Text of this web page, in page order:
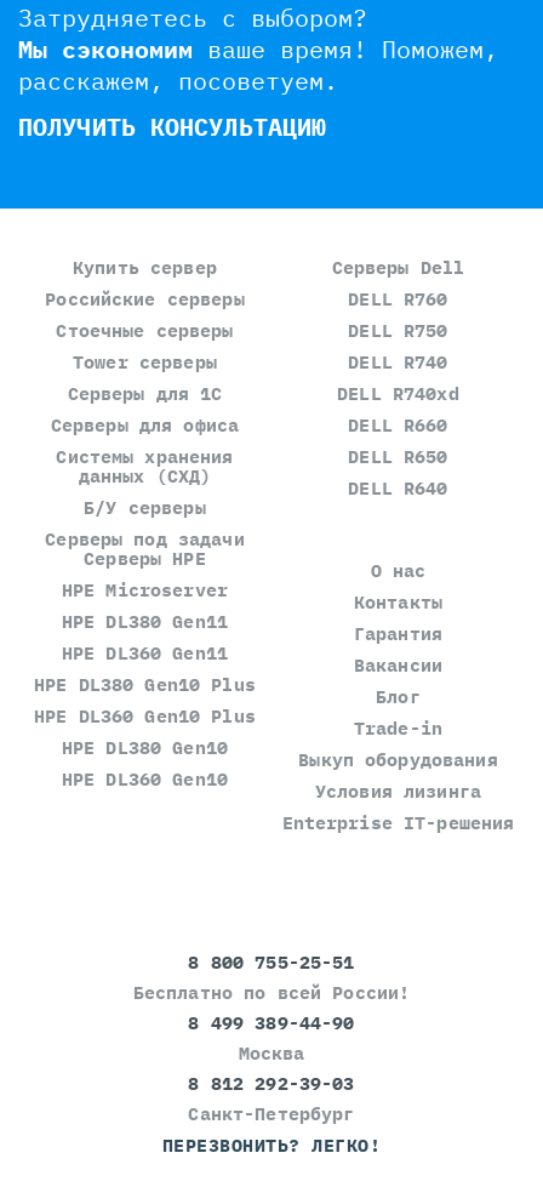
Затрудняетесь с выбором?
Мы сэкономим ваше время! Поможем,
расскажем, посоветуем.
ПОЛУЧИТЬ КОНСУЛЬТАЦИЮ
Купить сервер
Российские серверы
Стоечные серверы
Tower серверы
Серверы для 1С
Серверы для офиса
Системы хранения
данных (СХД)
Б/У серверы
Серверы под задачи
Серверы Dell
DELL R760
DELL R750
DELL R740
DELL R740xd
DELL R660
DELL R650
DELL R640
Серверы HPE
HPE Microserver
HPE DL380 Gen11
HPE DL360 Gen11
HPE DL380 Gen10 Plus
HPE DL360 Gen10 Plus
HPE DL380 Gen10
HPE DL360 Gen10
О нас
Контакты
Гарантия
Вакансии
Блог
Trade-in
Выкуп оборудования
Условия лизинга
Enterprise IT-решения
8 800 755-25-51
Бесплатно по всей России!
8 499 389-44-90
Москва
8 812 292-39-03
Санкт-Петербург
ПЕРЕЗВОНИТЬ? ЛЕГКО!